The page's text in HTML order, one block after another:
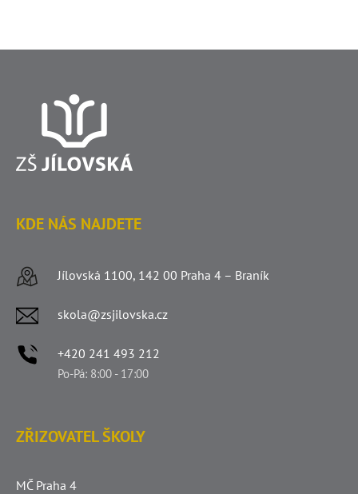
KDE NÁS NAJDETE
Jílovská 1100, 142 00 Praha 4 – Braník
skola@zsjilovska.cz
+420 241 493 212
Po-Pá: 8:00 - 17:00
ZŘIZOVATEL ŠKOLY
MČ Praha 4